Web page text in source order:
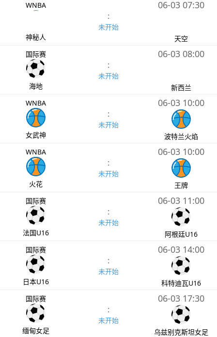
WNBA
神秘人
:
未开始
06-03 07:30
天空
国际赛
海地
:
未开始
06-03 08:00
新西兰
WNBA
女武神
:
未开始
06-03 10:00
波特兰火焰
WNBA
火花
:
未开始
06-03 10:00
王牌
国际赛
法国U16
:
未开始
06-03 11:00
阿根廷U16
国际赛
日本U16
:
未开始
06-03 14:00
科特迪瓦U16
国际赛
缅甸女足
:
未开始
06-03 17:30
乌兹别克斯坦女足